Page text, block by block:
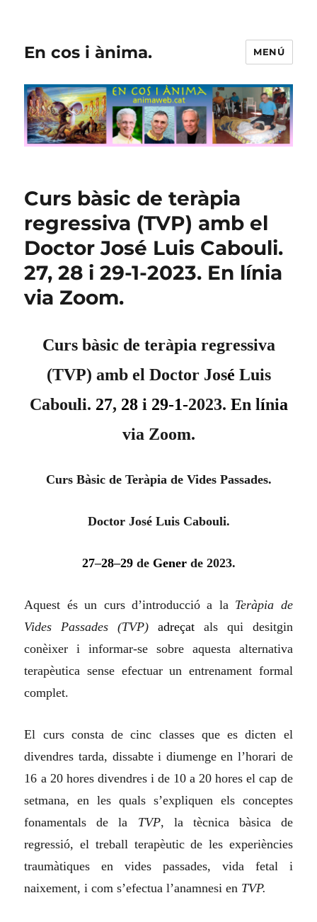
En cos i ànima. MENÚ
Curs bàsic de teràpia
regressiva (TVP) amb el
Doctor José Luis Cabouli.
27, 28 i 29-1-2023. En línia
via Zoom.
Curs bàsic de teràpia regressiva
(TVP) amb el Doctor José Luis
Cabouli. 27, 28i 29-1-2023. En línia
via Zoom.
Curs Bàsic de Teràpia de Vides Passades.
Doctor José Luis Cabouli.
27–28–29de Generde 2023.
Aquest és un curs d’introducció a la Teràpia de
Vides Passades (TVP)
adreçatals qui desitgin
conèixer i informar-se sobre aquesta alternativa
terapèutica sense efectuar un entrenament formal
complet.
El curs consta de cinc classes que es dicten el
divendres tarda, dissabte i diumenge en l’horari de
16 a 20 hores divendres i de 10 a 20 hores el cap de
setmana, en les quals s’expliquen els conceptes
fonamentals de la TVP, la tècnica bàsica de
regressió, el treball terapèutic de les experiències
traumàtiques en vides passades, vida fetal i
naixement, i com s’efectua l’anamnesi en TVP.